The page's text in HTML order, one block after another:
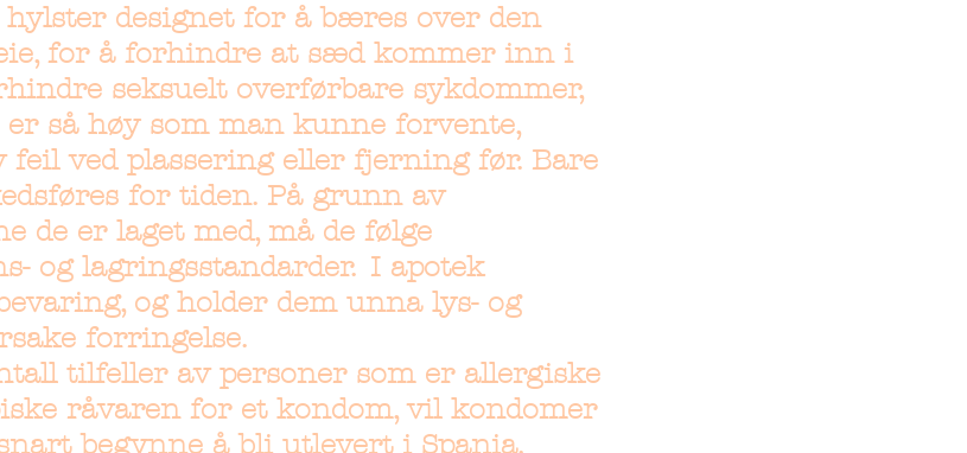
designet for å bæres over den
for å forhindre at sæd kommer inn i
seksuelt overførbare sykdommer,
så høy som man kunne forvente,
ved plassering eller fjerning før. Bare
for tiden. På grunn av
de er laget med, må de følge
og lagringsstandarder. I apotek
og holder dem unna lys- og
forringelse.
tilfeller av personer som er allergiske
råvaren for et kondom, vil kondomer
begynne å bli utlevert i Spania.